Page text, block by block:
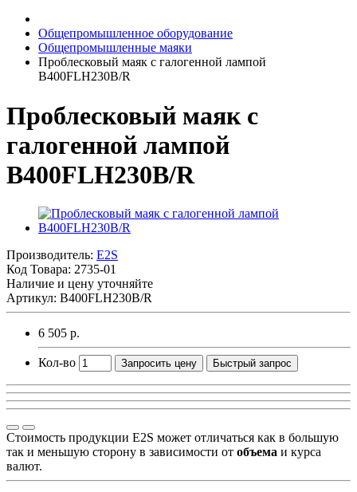
Общепромышленное оборудование
Общепромышленные маяки
Проблесковый маяк с галогенной лампой
B400FLH230B/R
Проблесковый маяк с
галогенной лампой
B400FLH230B/R
Производитель: E2S
Код Товара: 2735-01
Наличие и цену уточняйте
Артикул: B400FLH230B/R
6 505 р.
Кол-во Запросить цену Быстрый запрос
Стоимость продукции E2S может отличаться как в большую
так и меньшую сторону в зависимости от объема и курса
валют.